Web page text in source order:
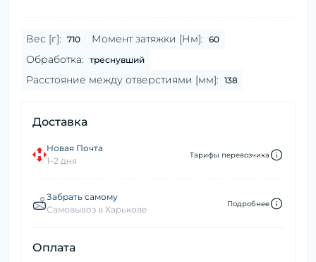
Вес [г]: 710 Момент затяжки [Нм]: 60
Обработка: треснувший
Расстояние между отверстиями [мм]: 138
Доставка
Новая Почта
1–2 дня
Тарифы перевозчика
Забрать самому
Самовывоз в Харькове
Подробнее
Оплата